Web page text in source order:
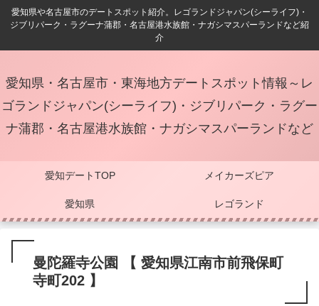
愛知県や名古屋市のデートスポット紹介。レゴランドジャパン(シーライフ)・
ジブリパーク・ラグーナ蒲郡・名古屋港水族館・ナガシマスパーランドなど紹
介
愛知県・名古屋市・東海地方デートスポット情報～レ
ゴランドジャパン(シーライフ)・ジブリパーク・ラグー
ナ蒲郡・名古屋港水族館・ナガシマスパーランドなど
愛知デートTOP メイカーズピア
愛知県 レゴランド
曼陀羅寺公園 【 愛知県江南市前飛保町
寺町202 】